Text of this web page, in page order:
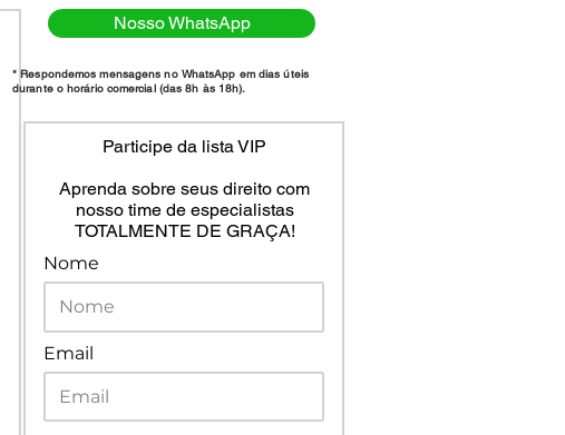
Participe da lista VIP
Aprenda sobre seus direito com
nosso time de especialistas
TOTALMENTE DE GRAÇA!
Nome
Email
Nosso WhatsApp
* Respondemos mensagens no WhatsApp em dias úteis
durante o horário comercial (das 8h às 18h).